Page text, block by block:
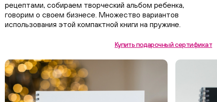
рецептами, собираем творческий альбом ребенка,
говорим о своем бизнесе. Множество вариантов
использования этой компактной книги на пружине.
Купить подарочный сертификат